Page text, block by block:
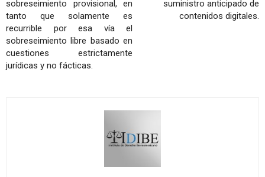
sobreseimiento provisional, en
tanto que solamente es
recurrible por esa vía el
sobreseimiento libre basado en
cuestiones estrictamente
jurídicas y no fácticas.
suministro anticipado de
contenidos digitales.